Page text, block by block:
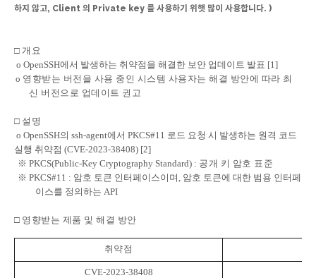
하지 않고, Client 의 Private key 를 사용하기 위햇 많이 사용합니다. )
□ 개요
o OpenSSH에서 발생하는 취약점을 해결한 보안 업데이트 발표 [1]
o 영향받는 버전을 사용 중인 시스템 사용자는 해결 방안에 따라 최
신 버전으로 업데이트 권고
□ 설명
o OpenSSH의 ssh-agent에서 PKCS#11 로드 요청 시 발생하는 원격 코드
실행 취약점 (CVE-2023-38408) [2]
※PKCS(Public-Key Cryptography Standard) : 공개 키 암호 표준
※PKCS#11 : 암호 토큰 인터페이스이며 , 암호 토큰에 대한 범용 인터페
이스를 정의하는 API
□ 영향받는 제품 및 해결 방안
취약점
CVE-2023-38408